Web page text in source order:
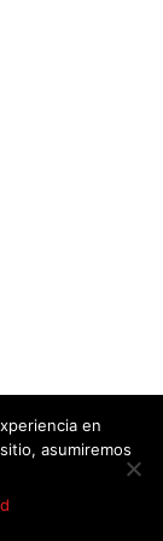
en
asumiremos